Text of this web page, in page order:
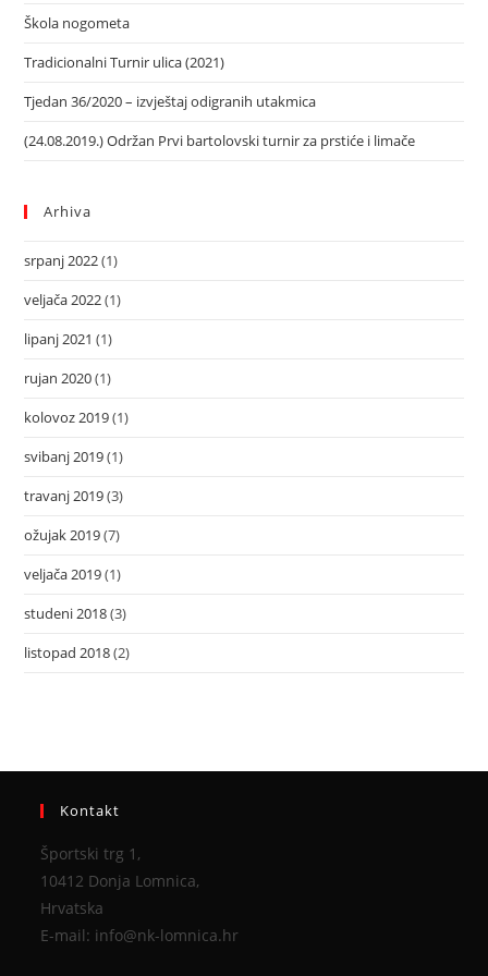
Škola nogometa
Tradicionalni Turnir ulica (2021)
Tjedan 36/2020 – izvještaj odigranih utakmica
(24.08.2019.) Održan Prvi bartolovski turnir za prstiće i limače
Arhiva
srpanj 2022(1)
veljača 2022(1)
lipanj 2021 (1)
rujan 2020(1)
kolovoz 2019(1)
svibanj 2019(1)
travanj 2019(3)
ožujak 2019(7)
veljača 2019(1)
studeni 2018(3)
listopad 2018(2)
Kontakt
Športski trg 1,
10412 Donja Lomnica,
Hrvatska
E-mail: info@nk-lomnica.hr